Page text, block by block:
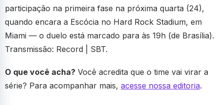
participação na primeira fase na próxima quarta (24),
quando encara a Escócia no Hard Rock Stadium, em
Miami — o duelo está marcado para às 19h (de Brasília).
Transmissão: Record | SBT.
O que você acha? Você acredita que o time vai virar a
série? Para acompanhar mais, acesse nossa editoria.